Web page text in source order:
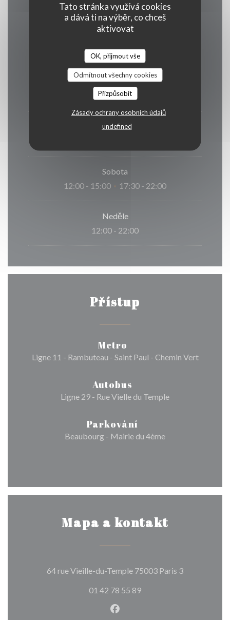
Tato stránka využívá cookies
a dává ti na výběr, co chceš
aktivovat
OK, přijmout vše
Odmítnout všechny cookies
Přizpůsobit
Zásady ochrany osobních údajů
undefined
17:30 - 22:00
Ute-St�
Zavřeno
Čt-Pat
Sobota
12:00 - 15:00
17:30 - 22:00
Neděle
12:00 - 22:00
Přístup
Metro
Ligne 11 - Rambuteau - Saint Paul - Chemin Vert
Autobus
Ligne 29 - Rue Vielle du Temple
Parkování
Beaubourg - Mairie du 4ème
Mapa a kontakt
64 rue Vieille-du-Temple 75003 Paris 3((otevře se v
01 42 78 55 89
Facebook ((otevře se v